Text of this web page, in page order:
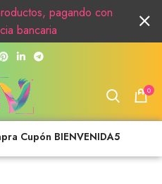
0
Cupón BIENVENIDA5
pagando con
bancaria